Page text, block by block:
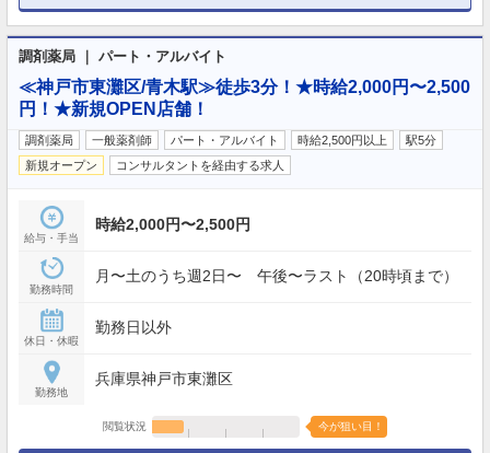
調剤薬局 ｜ パート・アルバイト
≪神戸市東灘区/青木駅≫徒歩3分！★時給2,000円〜2,500
円！★新規OPEN店舗！
調剤薬局 一般薬剤師 パート・アルバイト 時給2,500円以上
駅5分
新規オープン
コンサルタントを経由する求人
給与・手当
時給2,000円〜2,500円
勤務時間
月〜土のうち週2日〜 午後〜ラスト（20時頃まで）
休日・休暇
勤務日以外
勤務地
兵庫県神戸市東灘区
閲覧状況 今が狙い目！